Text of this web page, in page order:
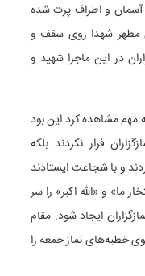
آسمان و اطراف پرت شده
مطهر شهدا روی سقف و
در این ماجرا شهید و
مهم مشاهده کرد این بود
فرار نکردند بلکه
و با شجاعت ایستادند
و «الله اکبر» را سر
ایجاد شود. مقام
خطبه‌های نماز جمعه را